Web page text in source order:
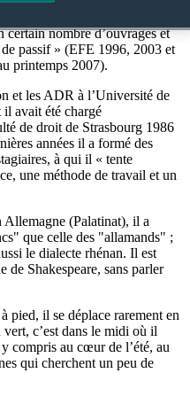
nombre d’ouvrages et
passif » (EFE 1996, 2003 et
printemps 2007).
et les ADR à l’Université de
avait été chargé
de droit de Strasbourg 1986
années il a formé des
à qui il « tente
une méthode de travail et un
Allemagne (Palatinat), il a
que celle des "allamands" ;
le dialecte rhénan. Il est
de Shakespeare, sans parler
pied, il se déplace rarement en
c’est dans le midi où il
compris au cœur de l’été, au
qui cherchent un peu de